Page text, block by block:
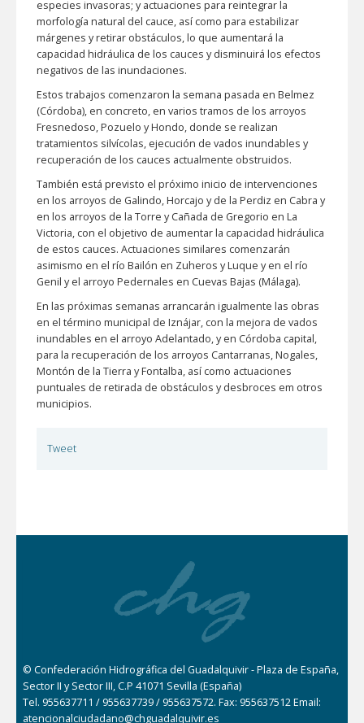
especies invasoras; y actuaciones para reintegrar la
morfología natural del cauce, así como para estabilizar
márgenes y retirar obstáculos, lo que aumentará la
capacidad hidráulica de los cauces y disminuirá los efectos
negativos de las inundaciones.
Estos trabajos comenzaron la semana pasada en Belmez
(Córdoba), en concreto, en varios tramos de los arroyos
Fresnedoso, Pozuelo y Hondo, donde se realizan
tratamientos silvícolas, ejecución de vados inundables y
recuperación de los cauces actualmente obstruidos.
También está previsto el próximo inicio de intervenciones
en los arroyos de Galindo, Horcajo y de la Perdiz en Cabra y
en los arroyos de la Torre y Cañada de Gregorio en La
Victoria, con el objetivo de aumentar la capacidad hidráulica
de estos cauces. Actuaciones similares comenzarán
asimismo en el río Bailón en Zuheros y Luque y en el río
Genil y el arroyo Pedernales en Cuevas Bajas (Málaga).
En las próximas semanas arrancarán igualmente las obras
en el término municipal de Iznájar, con la mejora de vados
inundables en el arroyo Adelantado, y en Córdoba capital,
para la recuperación de los arroyos Cantarranas, Nogales,
Montón de la Tierra y Fontalba, así como actuaciones
puntuales de retirada de obstáculos y desbroces em otros
municipios.
Tweet
© Confederación Hidrográfica del Guadalquivir - Plaza de España,
Sector II y Sector III, C.P 41071 Sevilla (España)
Tel. 955637711 / 955637739 / 955637572. Fax: 955637512 Email:
atencionalciudadano@chguadalquivir.es